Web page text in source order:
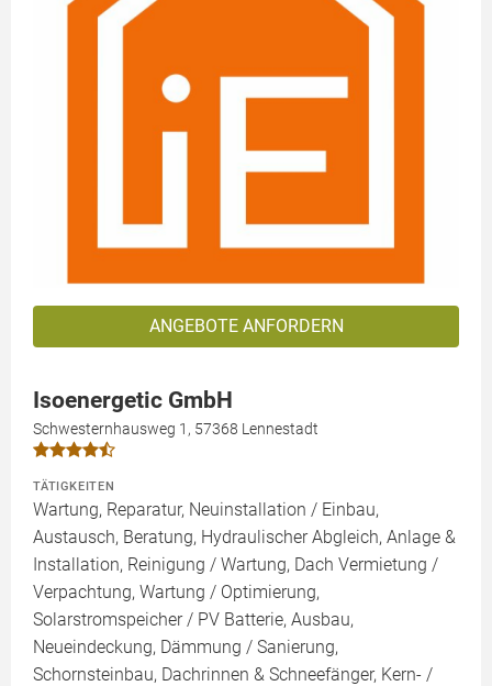
ANGEBOTE ANFORDERN
Isoenergetic GmbH
Schwesternhausweg 1, 57368 Lennestadt
TÄTIGKEITEN
Wartung, Reparatur, Neuinstallation / Einbau,
Austausch, Beratung, Hydraulischer Abgleich, Anlage &
Installation, Reinigung / Wartung, Dach Vermietung /
Verpachtung, Wartung / Optimierung,
Solarstromspeicher / PV Batterie, Ausbau,
Neueindeckung, Dämmung / Sanierung,
Schornsteinbau, Dachrinnen & Schneefänger, Kern- /